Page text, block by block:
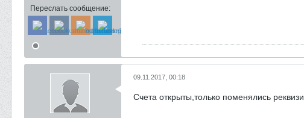
Переслать сообщение:
09.11.2017, 00:18
Счета открыты,только поменялись